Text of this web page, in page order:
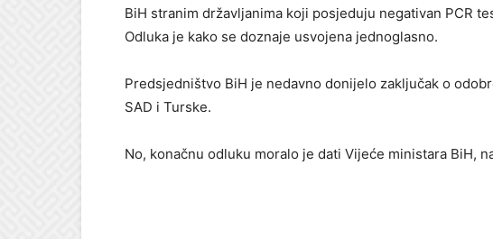
BiH stranim državljanima koji posjeduju negativan PCR
Odluka je kako se doznaje usvojena jednoglasno.
Predsjedništvo BiH je nedavno donijelo zaključak o
SAD i Turske.
No, konačnu odluku moralo je dati Vijeće ministara BiH,